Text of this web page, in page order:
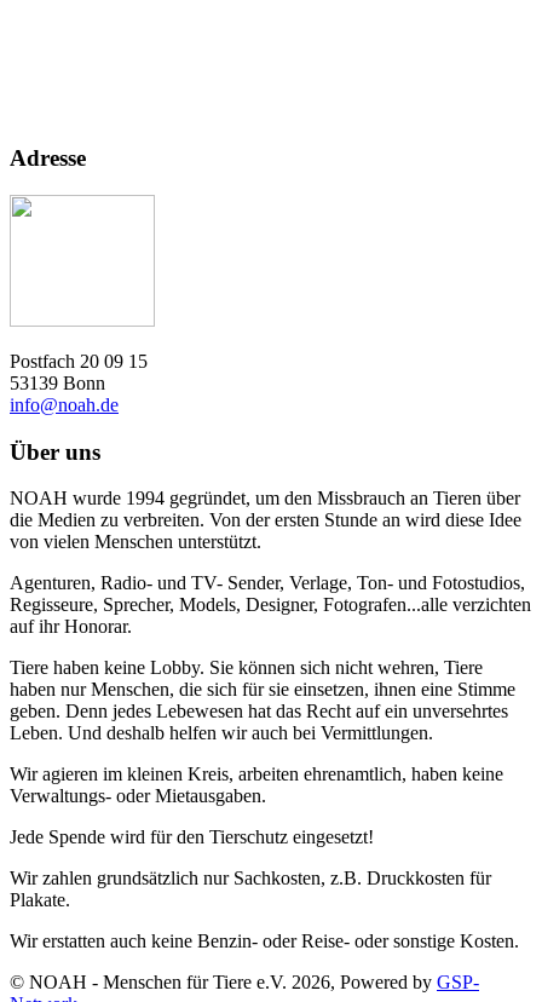
Adresse
Postfach 20 09 15
53139 Bonn
info@noah.de
Über uns
NOAH wurde 1994 gegründet, um den Missbrauch an Tieren über
die Medien zu verbreiten. Von der ersten Stunde an wird diese Idee
von vielen Menschen unterstützt.
Agenturen, Radio- und TV- Sender, Verlage, Ton- und Fotostudios,
Regisseure, Sprecher, Models, Designer, Fotografen...alle verzichten
auf ihr Honorar.
Tiere haben keine Lobby. Sie können sich nicht wehren, Tiere
haben nur Menschen, die sich für sie einsetzen, ihnen eine Stimme
geben. Denn jedes Lebewesen hat das Recht auf ein unversehrtes
Leben. Und deshalb helfen wir auch bei Vermittlungen.
Wir agieren im kleinen Kreis, arbeiten ehrenamtlich, haben keine
Verwaltungs- oder Mietausgaben.
Jede Spende wird für den Tierschutz eingesetzt!
Wir zahlen grundsätzlich nur Sachkosten, z.B. Druckkosten für
Plakate.
Wir erstatten auch keine Benzin- oder Reise- oder sonstige Kosten.
© NOAH - Menschen für Tiere e.V. 2026, Powered by GSP-